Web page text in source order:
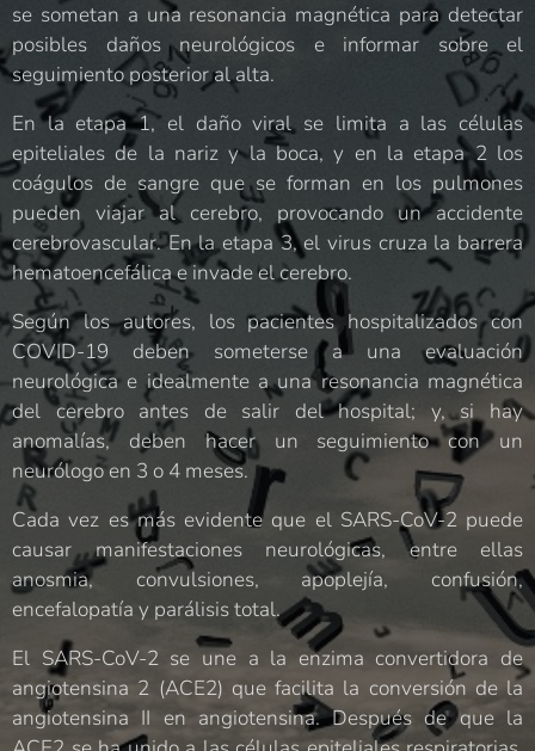
se sometan a una resonancia magnética para detectar
posibles daños neurológicos e informar sobre el
seguimiento posterior al alta.
En la etapa 1, el daño viral se limita a las células
epiteliales de la nariz y la boca, y en la etapa 2 los
coágulos de sangre que se forman en los pulmones
pueden viajar al cerebro, provocando un accidente
cerebrovascular. En la etapa 3, el virus cruza la barrera
hematoencefálica e invade el cerebro.
Según los autores, los pacientes hospitalizados con
COVID-19 deben someterse a una evaluación
neurológica e idealmente a una resonancia magnética
del cerebro antes de salir del hospital; y, si hay
anomalías, deben hacer un seguimiento con un
neurólogo en 3 o 4 meses.
Cada vez es más evidente que el SARS-CoV-2 puede
causar manifestaciones neurológicas, entre ellas
anosmia, convulsiones, apoplejía, confusión,
encefalopatía y parálisis total.
El SARS-CoV-2 se une a la enzima convertidora de
angiotensina 2 (ACE2) que facilita la conversión de la
angiotensina II en angiotensina. Después de que la